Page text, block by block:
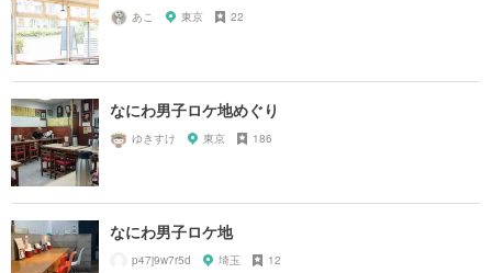
あこ 東京 22
なにわ男子ロケ地めぐり
ゆきすけ 東京 186
なにわ男子ロケ地
p47j9w7r5d 埼玉 12